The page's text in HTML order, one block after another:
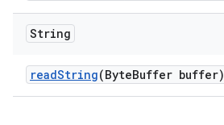
String
readString(ByteBuffer buffer)